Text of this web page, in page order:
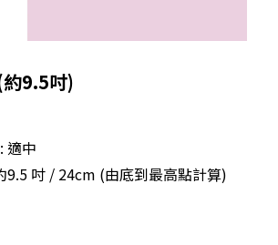
9.5吋)
適中
9.5 吋 / 24cm (由底到最高點計算)